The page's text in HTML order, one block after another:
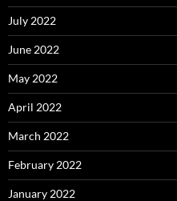
July 2022
June 2022
May 2022
April 2022
March 2022
February 2022
January 2022